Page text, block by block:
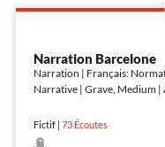
Narration Barcelone
Narration | Français:
Narrative | Grave, Medium
Fictif| 73Écoutes